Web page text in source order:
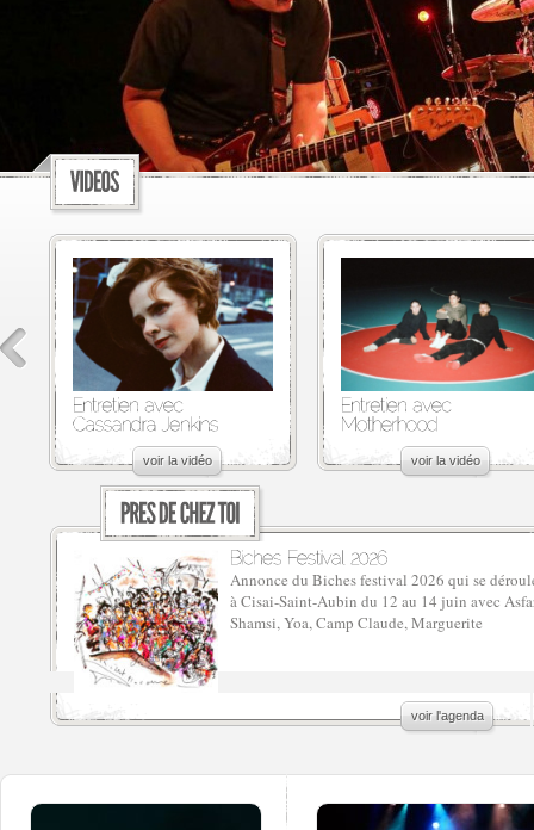
voir la vidéo voir la vidéo
Annonce du Biches festival 2026 qui se
à Cisai-Saint-Aubin du 12 au 14 juin avec
Shamsi, Yoa, Camp Claude, Marguerite
voir l'agenda